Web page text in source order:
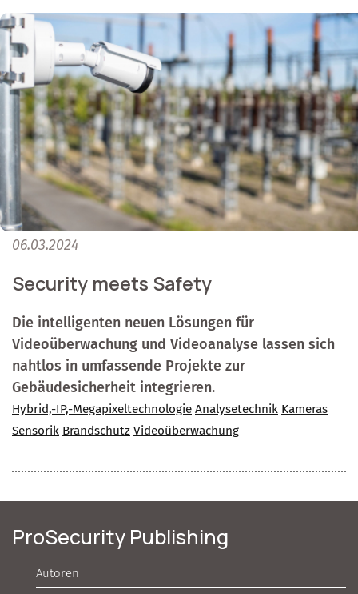
06.03.2024
Security meets Safety
Die intelligenten neuen Lösungen für
Videoüberwachung und Videoanalyse lassen sich
nahtlos in umfassende Projekte zur
Gebäudesicherheit integrieren.
Hybrid,-IP,-Megapixeltechnologie Analysetechnik Kameras
Sensorik Brandschutz Videoüberwachung
ProSecurity Publishing
Autoren